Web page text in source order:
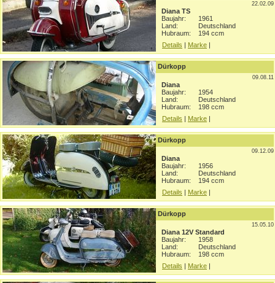
22.02.09
Diana TS
Baujahr:
1961
Land:
Deutschland
Hubraum:
194 ccm
Details | Marke |
Dürkopp
09.08.11
Diana
Baujahr:
1954
Land:
Deutschland
Hubraum:
198 ccm
Details | Marke |
Dürkopp
09.12.09
Diana
Baujahr:
1956
Land:
Deutschland
Hubraum:
194 ccm
Details | Marke |
Dürkopp
15.05.10
Diana 12V Standard
Baujahr:
1958
Land:
Deutschland
Hubraum:
198 ccm
Details | Marke |